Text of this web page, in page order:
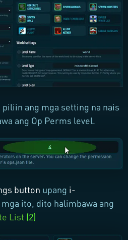
ang mga setting na nais
ang Op Perms level.
button upang i-
mga ito, dito halimbawa ang
List (2)